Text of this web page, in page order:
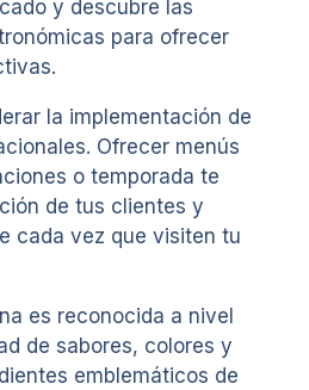
y descubre las
para ofrecer
la implementación de
Ofrecer menús
o temporada te
de tus clientes y
cada vez que visiten tu
es reconocida a nivel
de sabores, colores y
emblemáticos de